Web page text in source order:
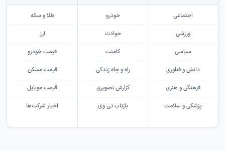
اجتماعی
ورزشی
سیاسی
دانش و فناوری
فرهنگی و هنری
پزشکی و سلامت
خودرو
حوادث
کامنت
راه و چاه زندگی
گزارش تصویری
بازتاب تی وی
طلا و سکه
ارز
قیمت خودرو
قیمت مسکن
قیمت موبایل
اخبار شرکت‌ها